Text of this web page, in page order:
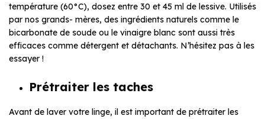
température (60°C), dosez entre 30 et 45 ml de lessive. Utilisés
par nos grands- mères, des ingrédients naturels comme le
bicarbonate de soude ou le vinaigre blanc sont aussi très
efficaces comme détergent et détachants. N’hésitez pas à les
essayer !
Prétraiter les taches
Avant de laver votre linge, il est important de prétraiter les